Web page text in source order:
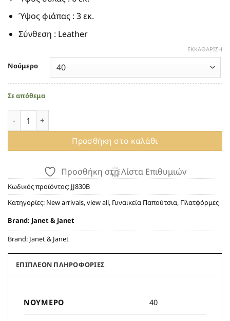
Ύψος φιάπας : 3 εκ.
Σύνθεση : Leather
Νούμερο
ΕΚΚΑΘΆΡΙΣΗ
Σε απόθεμα
ΚΑΣΤΟΡΙΝΕΣ ΠΛΑΤΦΟΡΜΕΣ 830 JANET & JANET BROWN
Προσθήκη στο καλάθι
Προσθήκη στη Λίστα Επιθυμιών
Κωδικός προϊόντος: JJ830B
Κατηγορίες: New arrivals,view all, Γυναικεία Παπούτσια, Πλατφόρμες
Brand: Janet & Janet
Brand: Janet & Janet
ΕΠΙΠΛΈΟΝ ΠΛΗΡΟΦΟΡΊΕΣ
ΝΟΎΜΕΡΟ 40